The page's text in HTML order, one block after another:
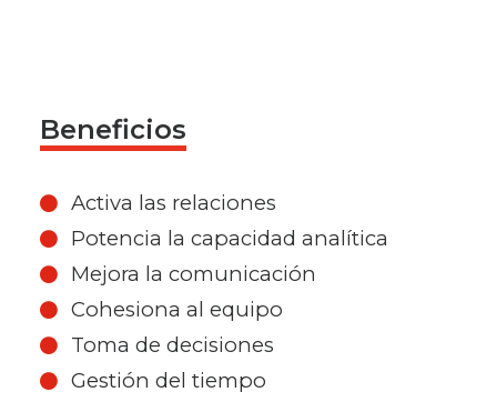
Beneficios
Activa las relaciones
Potencia la capacidad analítica
Mejora la comunicación
Cohesiona al equipo
Toma de decisiones
Gestión del tiempo